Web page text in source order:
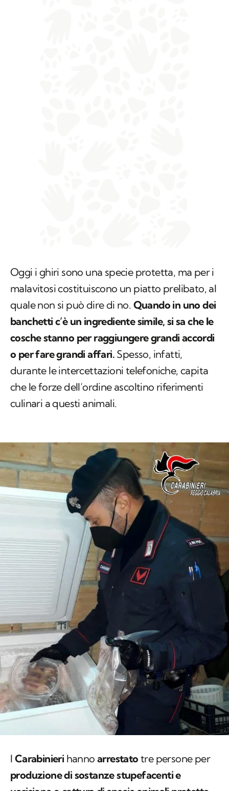
Oggi i ghiri sono una specie protetta, ma per i
malavitosi costituiscono un piatto prelibato, al
quale non si può dire di no. Quando in uno dei
banchetti c’è un ingrediente simile, si sa che le
cosche stanno per raggiungere grandi accordi
o per fare grandi affari. Spesso, infatti,
durante le intercettazioni telefoniche, capita
che le forze dell’ordine ascoltino riferimenti
culinari a questi animali.
I Carabinieri hannoarrestato tre persone per
produzione di sostanze stupefacenti e